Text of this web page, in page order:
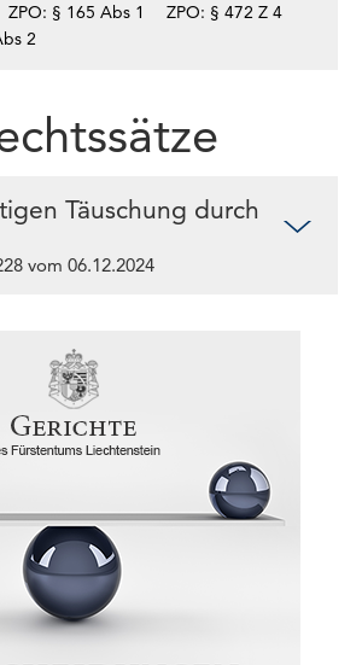
ZPO: § 165 Abs 1
ZPO: § 472 Z 4
2
Täuschung durch
vom 06.12.2024